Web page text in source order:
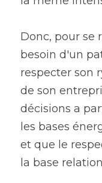
Donc, pour se
besoin d'un
respecter son
de son
décisions a
les bases
et que le
la base